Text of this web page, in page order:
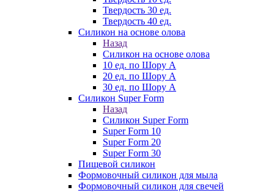
Твердость 30 ед.
Твердость 40 ед.
Силикон на основе олова
Назад
Силикон на основе олова
10 ед. по Шору А
20 ед. по Шору А
30 ед. по Шору А
Силикон Super Form
Назад
Силикон Super Form
Super Form 10
Super Form 20
Super Form 30
Пищевой силикон
Формовочный силикон для мыла
Формовочный силикон для свечей